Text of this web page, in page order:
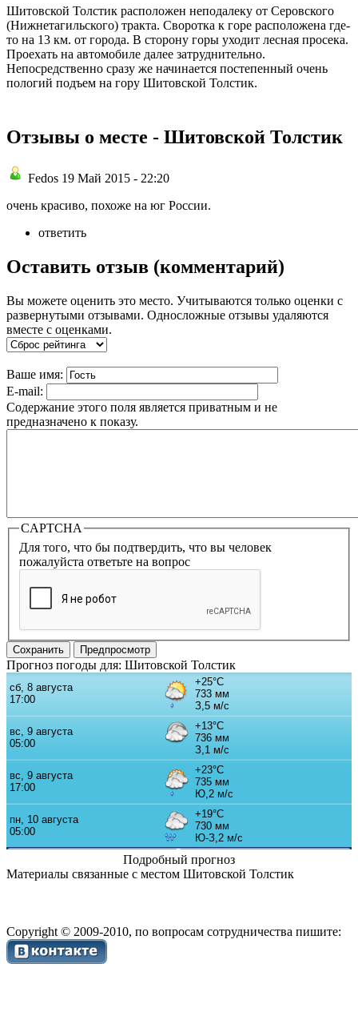
Шитовской Толстик расположен неподалеку от Серовского
(Нижнетагильского) тракта. Своротка к горе расположена где-
то на 13 км. от города. В сторону горы уходит лесная просека.
Проехать на автомобиле далее затруднительно.
Непосредственно сразу же начинается постепенный очень
пологий подъем на гору Шитовской Толстик.
Отзывы о месте - Шитовской Толстик
Fedos 19 Май 2015 - 22:20
очень красиво, похоже на юг России.
ответить
Оставить отзыв (комментарий)
Вы можете оценить это место. Учитываются только оценки с
развернутыми отзывами. Односложные отзывы удаляются
вместе с оценками.
Ваше имя:
E-mail:
Содержание этого поля является приватным и не
предназначено к показу.
CAPTCHA
Для того, что бы подтвердить, что вы человек
пожалуйста ответьте на вопрос
Прогноз погоды для: Шитовской Толстик
Подробный прогноз
Материалы связанные с местом Шитовской Толстик
Copyright © 2009-2010, по вопросам сотрудничества пишите: